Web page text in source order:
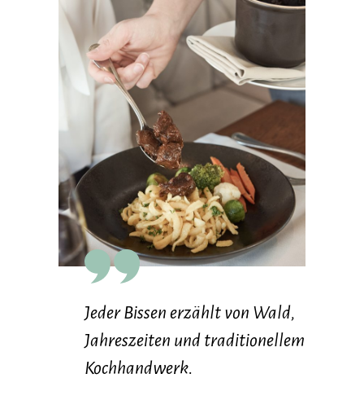
Jeder Bissen erzählt von Wald,
Jahreszeiten und traditionellem
Kochhandwerk.